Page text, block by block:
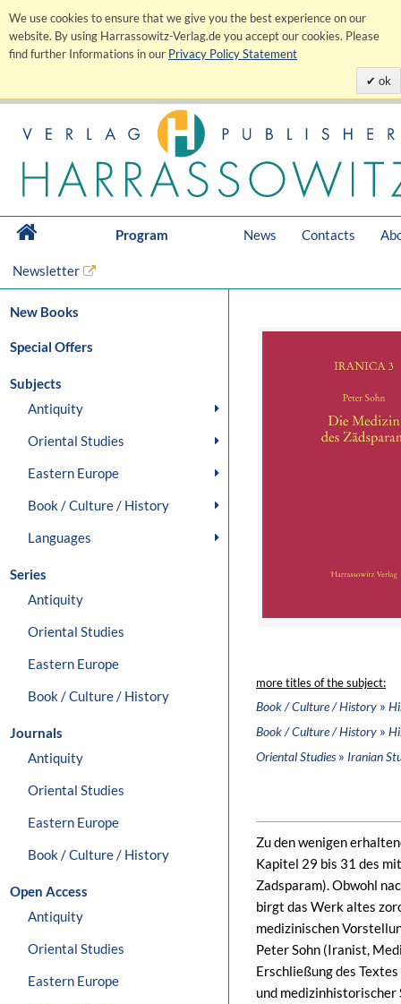
We use cookies to ensure that we give you the best experience on our
website. By using Harrassowitz-Verlag.de you accept our cookies. Please
find further Informations in our Privacy Policy Statement
ok
Program News Contacts
Newsletter
New Books
Special Offers
Subjects
Antiquity
Oriental Studies
Eastern Europe
Book / Culture / History
Languages
Series
Antiquity
Oriental Studies
Eastern Europe
Book / Culture / History
Journals
Antiquity
Oriental Studies
Eastern Europe
Book / Culture / History
Open Access
Antiquity
Oriental Studies
Eastern Europe
more titles of the subject:
Book / Culture / History »
Book / Culture / History »
Oriental Studies» Iranian
Zu den wenigen
Kapitel 29 bis 31 des
Zadsparam). Obwohl
birgt das Werk altes
medizinischen
Peter Sohn (Iranist,
Erschließung des
und medizinhistorischer